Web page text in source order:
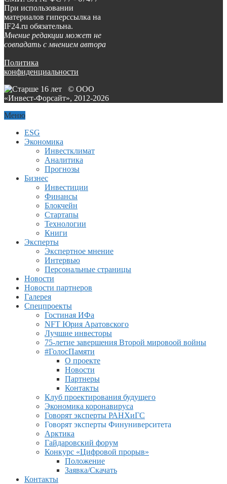
При использовании
материалов гиперссылка на
IF24.ru обязательна.
Мнение редакции может не
совпадать с мнением автора
Политика
конфиденциальности
© ООО
«Инвест-Форсайт», 2012-2026
Меню
ESG
Экономика
Инвестклимат
Аналитика
Прогнозы
Бизнес
Инвестиции
Финансы
Блокчейн
Стартапы
Технологии
Книги
Эксперты
Экспертное мнение
Интервью
Персональные страницы
Новости
Новости партнеров
Галерея
Спецпроекты
Гостиная ИФа
NFT Юрия Аратовского
Лучшие инвесторы
75-летие завершения Второй мировоой войны
#ГолосПамяти
О проекте
Новости
Партнеры
Контакты
Клуб проектирования будущего
Экономика коронавируса
Говорят эксперты РАНХиГС
Говорят эксперты Финуниверситета
Арктика
Гайдаровский форум
Конкурс «Цифровой прорыв»
Положение
Заявка/Скачать
Контакты